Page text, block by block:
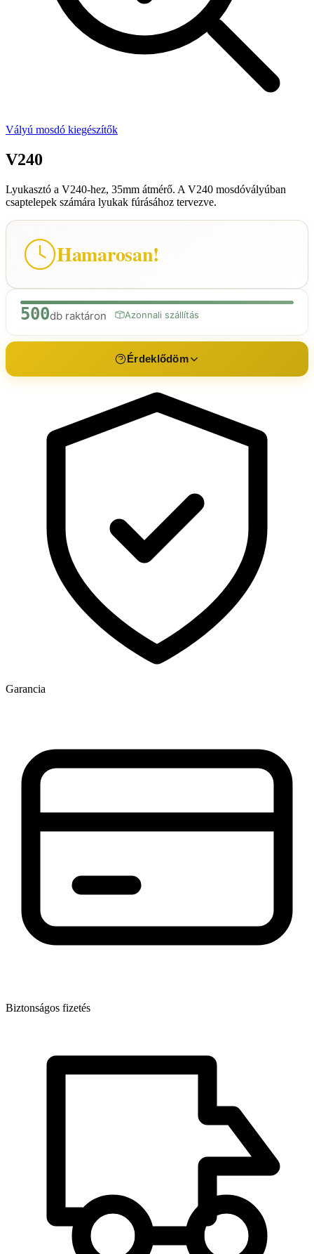
Vályú mosdó kiegészítők
V240
Lyukasztó a V240-hez, 35mm átmérő. A V240 mosdóvályúban
csaptelepek számára lyukak fúrásához tervezve.
Hamarosan!
500db raktáron Azonnali szállítás
Érdeklődöm
Érdeklődés a termékről
Név *
Telefon
Garancia
Biztonságos fizetés